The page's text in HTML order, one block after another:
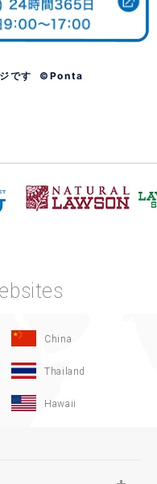
ジです ©Ponta
China
Thailand
Hawaii